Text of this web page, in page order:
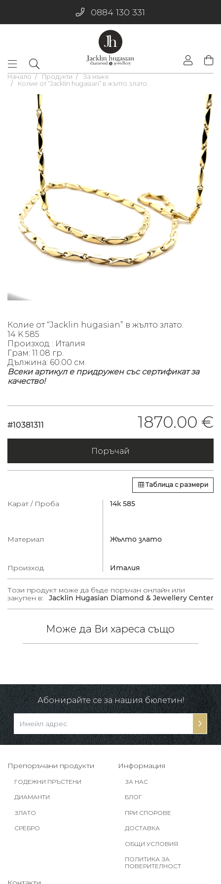
0884 130 331
Начало Продукти
За мъже
Колие от “Jacklin hugasian” в жълто злато.
Колие от “Jacklin hugasian” в жълто злато.
14 K 585
Произход : Италия
Грам: 11.08 гр.
Дължина: 60.00 см.
Всеки артикул е придружен със сертификат за
качество!
#10381311 1870.00 €
Поръчай
Таблица с размери
Карат / Проба 14к 585
Материал Жълто злато
Произход Италия
Този продукт може да бъде поръчан онлайн или
закупен в:
Jacklin Hugasian Diamond & Jewellery Center
Може да Ви хареса също
Абонирайте се за нашия бюлетин!
Препоръчани продукти
ГОДЕЖНИ ПРЪСТЕНИ
ДИАМАНТИ
ЗЛАТО
СРЕБРО
Информация
ЗА НАС
БЛОГ
ПРИ СПОРОВЕ
ДОСТАВКА
ОБЩИ УСЛОВИЯ
ПОЛИТИКА ЗА
ПОВЕРИТЕЛНОСТ